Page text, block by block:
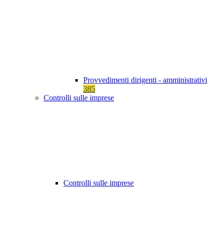
Provvedimenti dirigenti - amministrativi
385
Controlli sulle imprese
Controlli sulle imprese